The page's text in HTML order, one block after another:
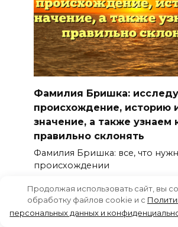
Фамилия Бришка:
происхождение, историю
значение, а также узнаем
правильно склонять
Фамилия Бришка: все, что
происхождении
Продолжая использовать сайт, вы
обработку файлов cookie и c
персональных данных и